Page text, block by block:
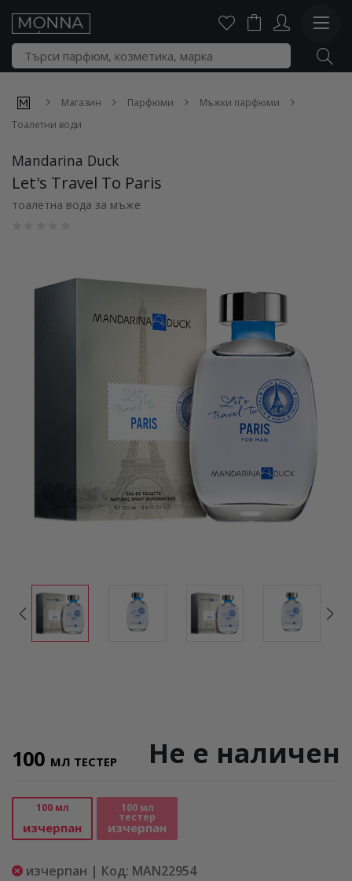
Магазин Парфюми
Мъжки парфюми
Тоалетни води
Mandarina Duck
Let's Travel To Paris
тоалетна вода за мъже
100 МЛ ТЕСТЕР Не е наличен
100 мл
изчерпан
100 мл
тестер
изчерпан
изчерпан | Код: MAN22954